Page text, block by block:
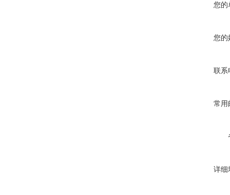
您的
您的
联系
常用
详细